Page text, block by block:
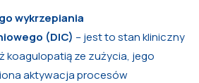
wykrzepiania
(DIC) – jest to stan kliniczny
koagulopatią ze zużycia, jego
aktywacja procesów